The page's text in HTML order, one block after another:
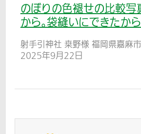
のぼりの色褪せの比較写
から。袋縫いにできたから
射手引神社 桒野様 福岡県嘉麻市
2025年9月22日